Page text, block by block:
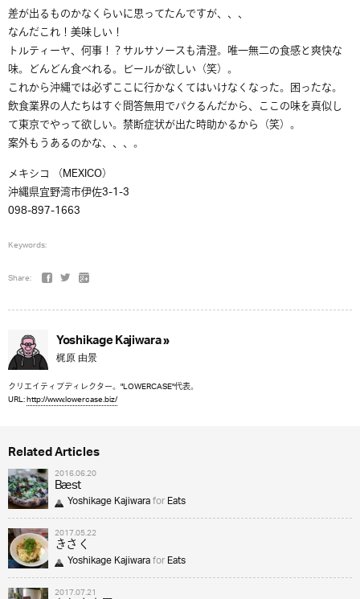
差が出るものかなくらいに思ってたんですが、、、
なんだこれ！美味しい！
トルティーヤ、何事！？サルサソースも清澄。唯一無二の食感と爽快な
味。どんどん食べれる。ビールが欲しい（笑）。
これから沖縄では必ずここに行かなくてはいけなくなった。困ったな。
飲食業界の人たちはすぐ問答無用でパクるんだから、ここの味を真似し
て東京でやって欲しい。禁断症状が出た時助かるから（笑）。
案外もうあるのかな、、、。
メキシコ （MEXICO）
沖縄県宜野湾市伊佐3-1-3
098-897-1663
Keywords:
Share:
Yoshikage Kajiwara »
梶原 由景
クリエイティブディレクター。"LOWERCASE"代表。
URL:http://www.lowercase.biz/
Related Articles
2016.06.20
Bæst
Yoshikage KajiwaraforEats
2017.05.22
きさく
Yoshikage KajiwaraforEats
2017.07.21